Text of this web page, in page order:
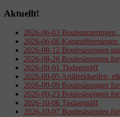
Aktuellt!
2026-06-03 Bouleturneringen,
2026-06-06 Kamratföreningen
2026-08-12 Boulesäsongen
2026-08-26 Boulesäsongen
2026-09-01 Tisdagsträff
2026-09-05 Artilleriduellen,
2026-09-09 Boulesäsongen
2026-09-23 Boulesäsongen
2026-10-06 Tisdagsträff
2026-10-07 Boulesäsongen